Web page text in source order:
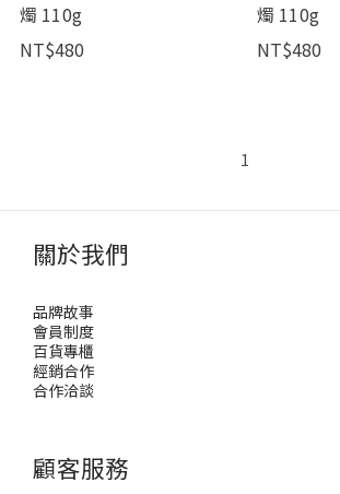
燭 110g
NT$480
燭 110g
NT$480
1
關於我們
品牌故事
會員制度
百貨專櫃
經銷合作
合作洽談
顧客服務